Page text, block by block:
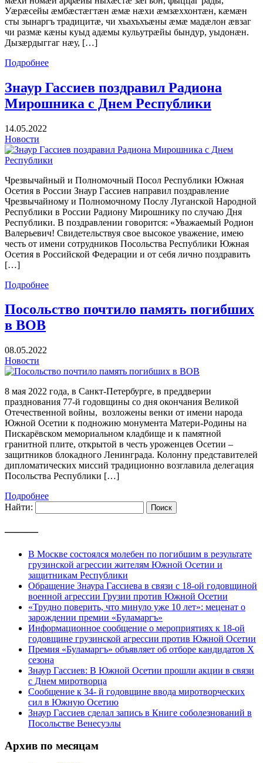
Уæрæсейы æмбæстæгтæн æмæ нæхи æмзæххонтæн, кæмæн
сты зынаргъ традицитæ, чи хъахъхъæны æмæ мадæлон æвзаг
чи размæ кæны куыд адæмы кульутрæйы бындур, уыдонæн.
Дызæрдыггаг нæу, […]
Подробнее
Знаур Гассиев поздравил Радиона
Мирошника с Днем Республики
14.05.2022
Новости
Чрезвычайный и Полномочный Посол Республики Южная
Осетия в России Знаур Гассиев направил поздравление
Чрезвычайному и Полномочному Послу Луганской Народной
Республики в России Радиону Мирошнику по случаю Дня
Республики. В поздравлении говорится: «Уважаемый Родион
Валерьевич! Свидетельствуя свое высокое уважение, имею
честь от имени сотрудников Посольства Республики Южная
Осетия в Российской Федерации и от себя лично поздравить
[…]
Подробнее
Посольство почтило память погибших
в ВОВ
08.05.2022
Новости
8 мая 2022 года, в Санкт-Петербурге, в преддверии
празднования 77-й годовщины со дня окончания Великой
Отечественной войны, возложены венки от имени народа
Южной Осетии к подножию монумента Матери-Родины на
Пискарёвском мемориальном кладбище и к памятной
гранитной плите, открытой в честь уроженцев Осетии –
защитников блокадного Ленинграда. Колонну представителей
дипломатических миссий традиционно возглавила делегация
Посольства Республики […]
Подробнее
Найти:
———
В Москве состоялся молебен по погибшим в результате
грузинской агрессии жителям Южной Осетии и
защитникам Республики
Обращение Знаура Гассиева в связи с 18-ой годовщиной
военной агрессии Грузии против Южной Осетии
«Трудно поверить, что минуло уже 10 лет»: меценат о
зарождении премии «Буламаргъ»
Информационное сообщение о мероприятиях к 18-ой
годовщине грузинской агрессии против Южной Осетии
Премия «Буламаргъ» объявляет об отборе кандидатов Х
сезона
Знаур Гассиев: В Южной Осетии прошли акции в связи
с Днем миротворца
Сообщение к 34- й годовщине ввода миротворческих
сил в Южную Осетию
Знаур Гассиев сделал запись в Книге соболезнований в
Посольстве Венесуэлы
Архив по месяцам